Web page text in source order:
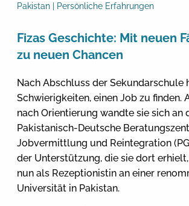
Pakistan | Persönliche Erfahrungen
Fizas Geschichte: Mit neuen
zu neuen Chancen
Nach Abschluss der Sekundarschule
Schwierigkeiten, einen Job zu finden.
nach Orientierung wandte sie sich an
Pakistanisch-Deutsche
Jobvermittlung und Reintegration
der Unterstützung, die sie dort
nun als Rezeptionistin an einer
Universität in Pakistan.